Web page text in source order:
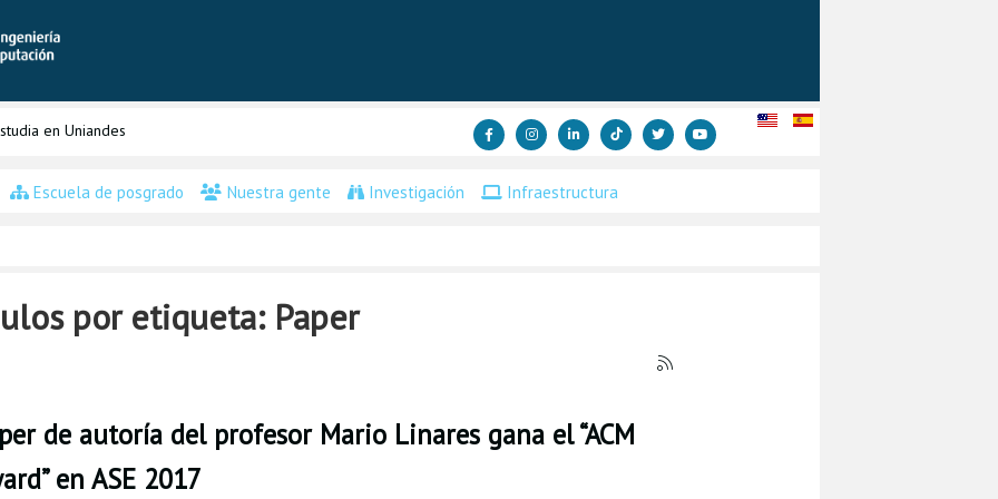
en Uniandes
Escuela de posgrado Nuestra gente Investigación Infraestructura
por etiqueta: Paper
de autoría del profesor Mario Linares gana el “ACM
en ASE 2017